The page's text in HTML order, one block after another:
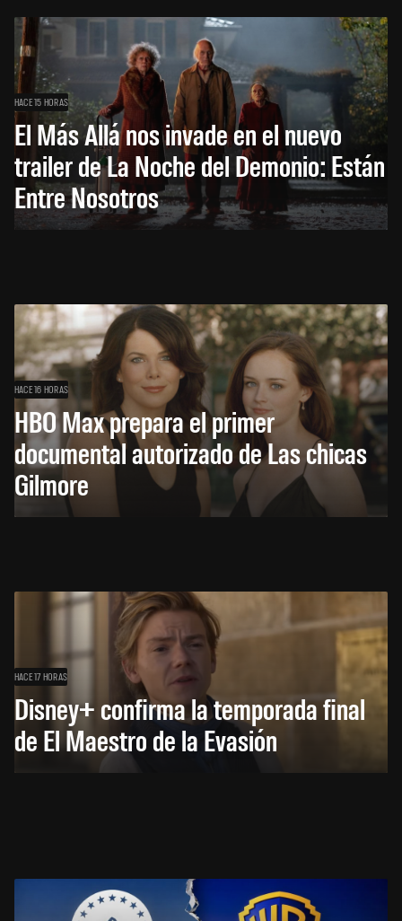
HACE 15 HORAS
El Más Allá nos invade en el nuevo
trailer de La Noche del Demonio: Están
Entre Nosotros
HACE 16 HORAS
HBO Max prepara el primer
documental autorizado de Las chicas
Gilmore
HACE 17 HORAS
Disney+ confirma la temporada final
de El Maestro de la Evasión